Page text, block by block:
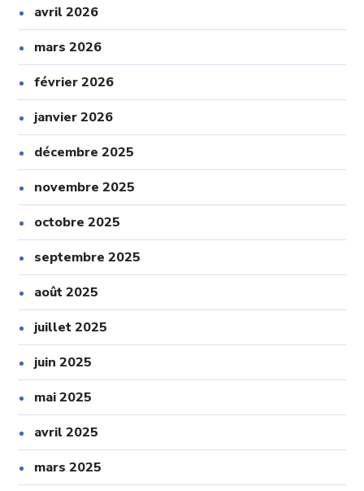
avril 2026
mars 2026
février 2026
janvier 2026
décembre 2025
novembre 2025
octobre 2025
septembre 2025
août 2025
juillet 2025
juin 2025
mai 2025
avril 2025
mars 2025